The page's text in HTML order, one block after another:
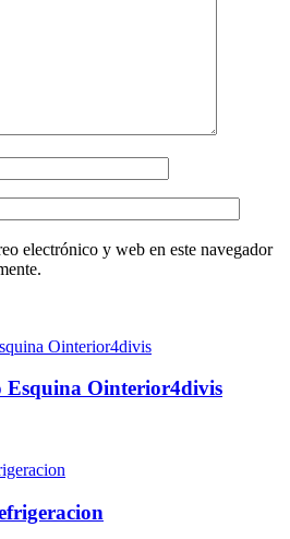
electrónico y web en este navegador
Esquina Ointerior4divis